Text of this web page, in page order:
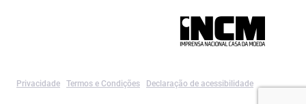
Privacidade Termos e Condições Declaração de acessibilidade